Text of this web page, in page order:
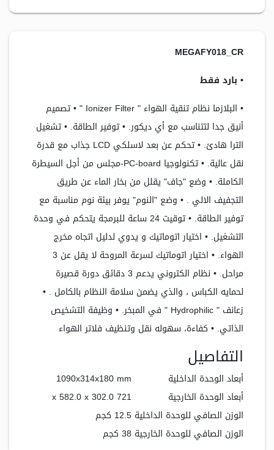
MEGAFY018_CR
• بارد فقط
• البلازما نظام تنقية الهواء " Ionizer Filter " • تصميم
أنيق جدا لتتناسب مع أي ديكور. • توفير الطاقة. • تشغيل
الترا هادئ. • تحكم عن بعد لاسلكي LCD جذاب مع قدرة
نقل عالية. • تكنولوجيا PC-board-مجلس من أجل السيطرة
الكاملة. • وضع "جاف" يقلل من بخار الماء عن طريق
التجفيف الالي . • وضع "النوم" يوفر بيئة نوم مناسبة مع
توفير الطاقة. • توقيت 24 ساعة للبرمجة يتحكم في وحدة
التشغيل. • اختيار اتوماتيك و يدوي لدليل اتجاه مخرج
الهواء. • اختيار اتوماتيك لسرعة المروحة لا يقل عن 3
مراحل. • نظام الكتروني يدعم 3 دقائق دورة قصيرة
لحمايه الكباس ، والذي يضمن سلامة النظام بالكامل . •
زعانف " Hydrophilic " في المبخر. • وظيفة التشخيص
الذاتي. • كفاءة، سهوله نقل وتنظيف فلاتر الهواء
التفاصيل
أبعاد الوحدة الداخلية
1090x314x180 mm
أبعاد الوحدة الخارجية
721 x 582.0 x 302.0
الوزن الصافي للوحدة الداخلية 12.5 كجم
الوزن الصافي للوحدة الخارجية 38 كجم